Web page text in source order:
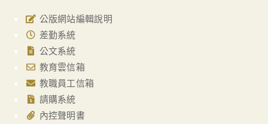
公版網站編輯說明
差勤系統
公文系統
教育雲信箱
教職員工信箱
請購系統
內控聲明書